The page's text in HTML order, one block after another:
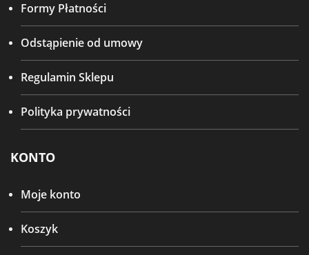
Formy Płatności
Odstąpienie od umowy
Regulamin Sklepu
Polityka prywatności
KONTO
Moje konto
Koszyk